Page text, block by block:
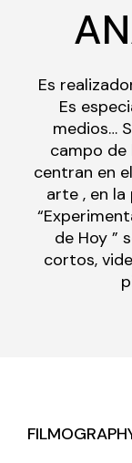
Es
Es
medios…
campo de
centran en
arte , en
de Hoy ”
cortos,